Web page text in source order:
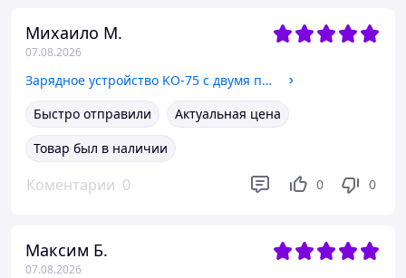
Михаило М.
07.08.2026
Зарядное устройство KO-75 с двумя портами USB и тремя портами type-C, черный арт. 08140
Быстро отправили
Актуальная цена
Товар был в наличии
Коментарии 0 0 0
Максим Б.
07.08.2026